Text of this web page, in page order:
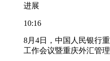
进展
10:16
8月4日，中国人民银行
工作会议暨重庆外汇管理